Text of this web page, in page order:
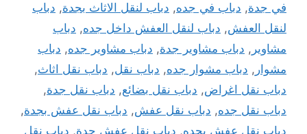
في جدة, دباب في جده, دباب لنقل الاثاث بجدة, دباب
لنقل العفش, دباب لنقل العفش داخل جده, دباب
مشاوير , دباب مشاوير جدة, دباب مشاوير جده, دباب
مشوار , دباب مشوار جده, دباب نقل, دباب نقل اثاث,
دباب نقل اغراض, دباب نقل بضائع, دباب نقل جدة,
دباب نقل جده, دباب نقل عفش, دباب نقل عفش بجدة,
دباب نقل عفش بجده, دباب نقل عفش جدة, دباب نقل